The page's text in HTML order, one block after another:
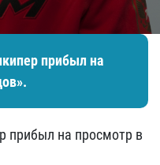
прибыл на
прибыл на просмотр в